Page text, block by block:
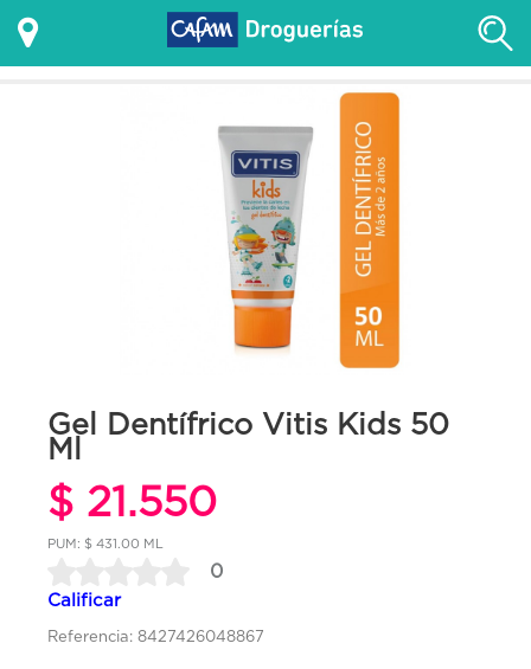
Gel Dentífrico Vitis Kids 50
Ml
$ 21.550
PUM: $ 431.00 ML
0
Calificar
Referencia: 8427426048867